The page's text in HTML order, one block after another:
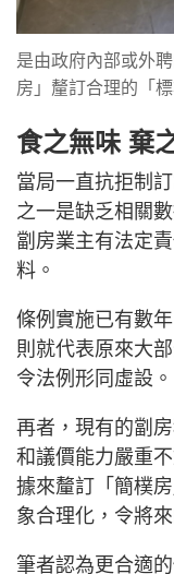
是由政府內部或外
房」釐訂合理的「
食之無味 棄
當局一直抗拒制
之一是缺乏相關
劏房業主有法定
料。
條例實施已有數
則就代表原來大
令法例形同虛設。
再者，現有的劏
和議價能力嚴重
據來釐訂「簡樸
象合理化，令將
筆者認為更合適